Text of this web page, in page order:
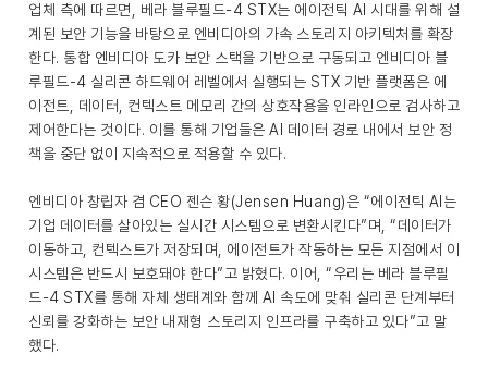
업체 측에 따르면, 베라 블루필드-4 STX는 에이전틱 AI 시대를 위해 설
계된 보안 기능을 바탕으로 엔비디아의 가속 스토리지 아키텍처를 확장
한다. 통합 엔비디아 도카 보안 스택을 기반으로 구동되고 엔비디아 블
루필드-4 실리콘 하드웨어 레벨에서 실행되는 STX 기반 플랫폼은 에
이전트, 데이터, 컨텍스트 메모리 간의 상호작용을 인라인으로 검사하고
제어한다는 것이다. 이를 통해 기업들은 AI 데이터 경로 내에서 보안 정
책을 중단 없이 지속적으로 적용할 수 있다.
엔비디아 창립자 겸 CEO 젠슨 황(Jensen Huang)은 “에이전틱 AI는
기업 데이터를 살아있는 실시간 시스템으로 변환시킨다”며, “데이터가
이동하고, 컨텍스트가 저장되며, 에이전트가 작동하는 모든 지점에서 이
시스템은 반드시 보호돼야 한다”고 밝혔다. 이어, “우리는 베라 블루필
드-4 STX를 통해 자체 생태계와 함께 AI 속도에 맞춰 실리콘 단계부터
신뢰를 강화하는 보안 내재형 스토리지 인프라를 구축하고 있다”고 말
했다.